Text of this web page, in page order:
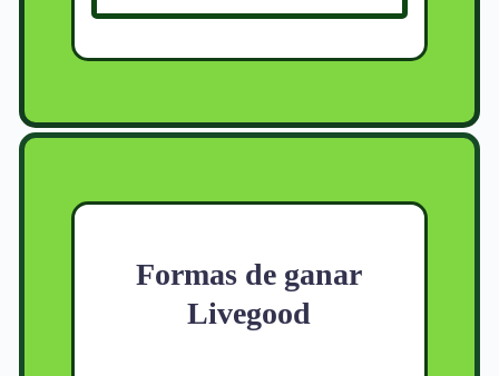
Formas de ganar
Livegood